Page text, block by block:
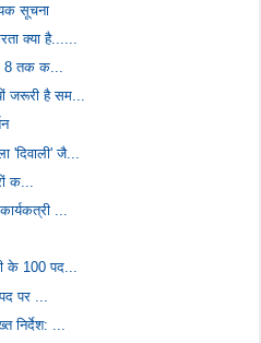
सूचना
क्या है......
8 तक क...
जरूरी है सम...
'दिवाली' जै...
क...
...
के 100 पद...
पर ...
निर्देश: ...